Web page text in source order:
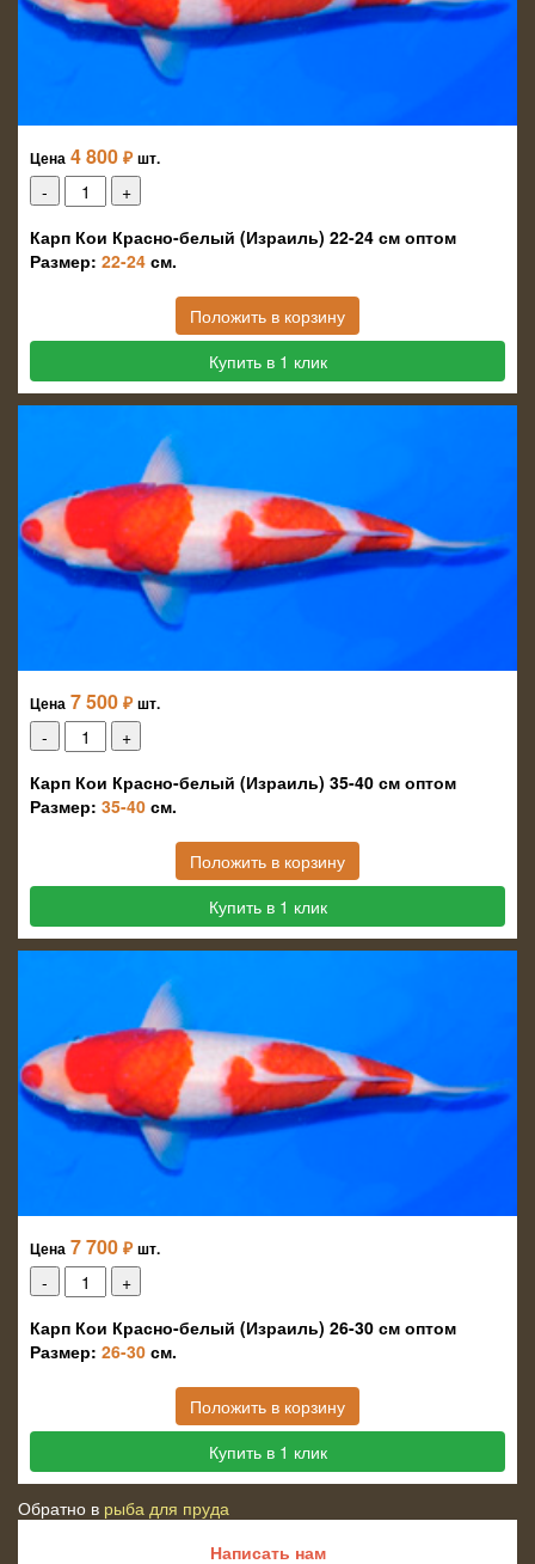
Цена 4 800 ₽ шт.
Карп Кои Красно-белый (Израиль) 22-24 см оптом
Размер: 22-24 см.
Положить в корзину
Купить в 1 клик
Цена 7 500 ₽ шт.
Карп Кои Красно-белый (Израиль) 35-40 см оптом
Размер: 35-40 см.
Положить в корзину
Купить в 1 клик
Цена 7 700 ₽ шт.
Карп Кои Красно-белый (Израиль) 26-30 см оптом
Размер: 26-30 см.
Положить в корзину
Купить в 1 клик
Обратно в рыба для пруда
Написать нам